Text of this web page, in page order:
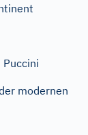
Puccini
modernen